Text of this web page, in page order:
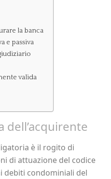
la banca
e passiva
valida
dell’acquirente
è il rogito di
di attuazione del codice
debiti condominiali del